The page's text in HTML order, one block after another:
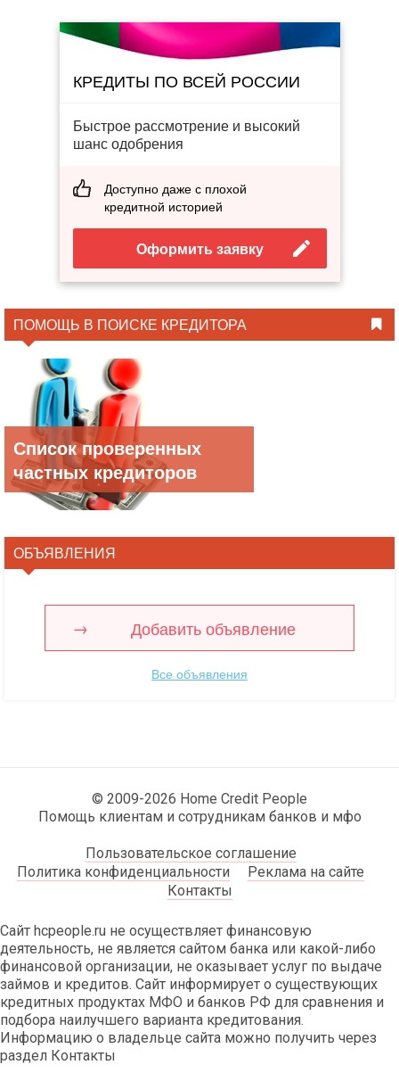
КРЕДИТЫ ПО ВСЕЙ РОССИИ
Быстрое рассмотрение и высокий
шанс одобрения
Доступно даже с плохой
кредитной историей
Оформить заявку
ПОМОЩЬ В ПОИСКЕ КРЕДИТОРА
Список проверенных
частных кредиторов
ОБЪЯВЛЕНИЯ
Добавить объявление
Все объявления
© 2009-2026 Home Credit People
Помощь клиентам и сотрудникам банков и мфо
Пользовательское соглашение
Политика конфиденциальности
Реклама на сайте
Контакты
Сайт hcpeople.ru не осуществляет финансовую
деятельность, не является сайтом банка или какой-либо
финансовой организации, не оказывает услуг по выдаче
займов и кредитов. Сайт информирует о существующих
кредитных продуктах МФО и банков РФ для сравнения и
подбора наилучшего варианта кредитования.
Информацию о владельце сайта можно получить через
раздел Контакты